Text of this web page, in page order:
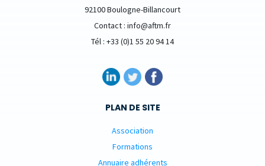
92100 Boulogne-Billancourt
Contact : info@aftm.fr
Tél : +33 (0)1 55 20 94 14
PLAN DE SITE
Association
Formations
Annuaire adhérents